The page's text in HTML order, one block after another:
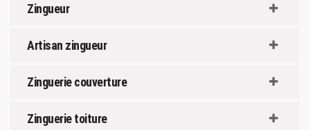
Zingueur
Artisan zingueur
Zinguerie couverture
Zinguerie toiture